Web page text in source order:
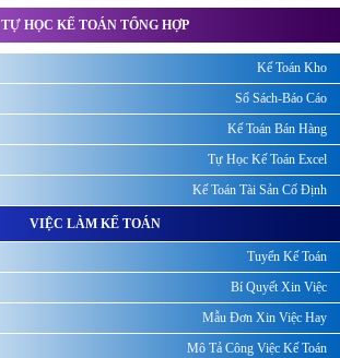
TỰ HỌC KẾ TOÁN TỔNG HỢP
Kế Toán Kho
Sổ Sách-Báo Cáo
Kế Toán Bán Hàng
Tự Học Kế Toán Excel
Kế Toán Tài Sản Cố Định
VIỆC LÀM KẾ TOÁN
Tuyển Kế Toán
Bí Quyết Xin Việc
Mẫu Đơn Xin Việc Hay
Mô Tả Công Việc Kế Toán